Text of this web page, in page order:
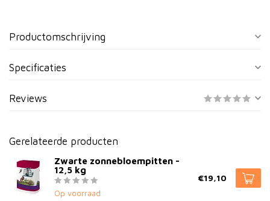
Productomschrijving
Specificaties
Reviews
Gerelateerde producten
Zwarte zonnebloempitten -
12,5 kg
Op voorraad
€19,10